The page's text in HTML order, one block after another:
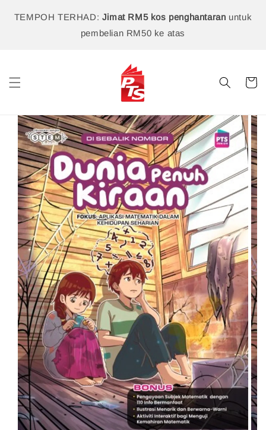
TEMPOH TERHAD: Jimat RM5 kos penghantaran untuk
pembelian RM50 ke atas